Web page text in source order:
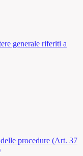
generale riferiti a
procedure (Art. 37